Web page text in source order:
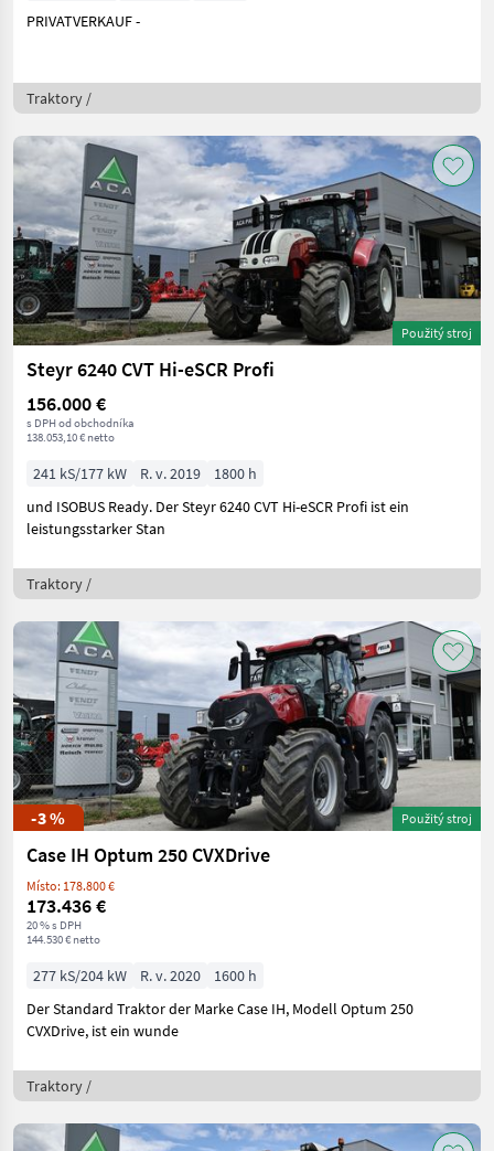
PRIVATVERKAUF -
Traktory /
Použitý stroj
Steyr 6240 CVT Hi-eSCR Profi
156.000 €
s DPH od obchodníka
138.053,10 € netto
241 kS/177 kW R. v. 2019
1800 h
und ISOBUS Ready. Der Steyr 6240 CVT Hi-eSCR Profi ist ein
leistungsstarker Stan
Traktory /
-3 % Použitý stroj
Case IH Optum 250 CVXDrive
Místo: 178.800 €
173.436 €
20 % s DPH
144.530 € netto
277 kS/204 kW R. v. 2020
1600 h
Der Standard Traktor der Marke Case IH, Modell Optum 250
CVXDrive, ist ein wunde
Traktory /